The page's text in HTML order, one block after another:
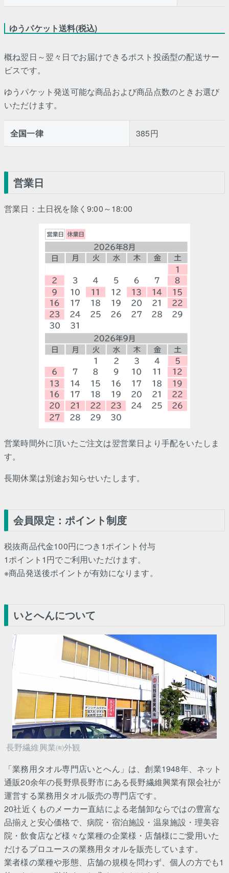
ゆうパケット送料(税込)
概ね翌日～翌々日でお届けできるポスト投函型の配送サー
ビスです。
ゆうパケット発送可能な商品および商品点数のときお選び
いただけます。
全国一律 385円
営業日
営業日：土日祝を除く9:00～18:00
営業時間外に頂いたご注文は翌営業日より手配をいたしま
す。
長期休業は別途お知らせいたします。
会員限定：ポイント制度
税抜商品代金100円につき1ポイント付与
1ポイント1円でご利用いただけます。
※商品発送後ポイントが有効になります。
いとへんについて
長野繊維興業㈲外観
「業務用タオル専門店いとへん」は、創業1948年、ネット
通販20余年の長野県長野市にある長野繊維興業有限会社が
運営する業務用タオル販売の専門店です。
20社近くものメーカー直結による老舗卸ならではの豊富な
品揃えと安心価格で、病院・宿泊施設・温泉施設・理美容
院・飲食店など様々な業種の企業様・店舗様にご愛用いた
だけるプロユースの業務用タオルを販売しています。
業者様の業種や形態、店舗の規模を問わず、個人の方でも1